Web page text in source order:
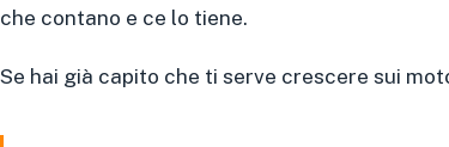
che contano e ce lo tiene.
Se hai già capito che ti serve crescere sui